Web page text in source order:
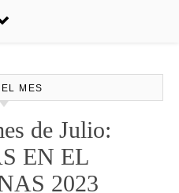
MES
de Julio:
EN EL
2023